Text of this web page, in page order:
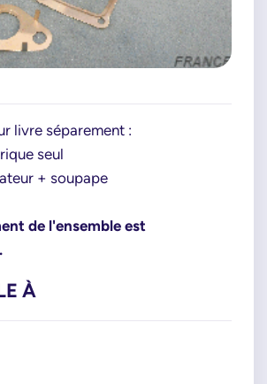
livre séparement :
seul
+ soupape
de l'ensemble est
À